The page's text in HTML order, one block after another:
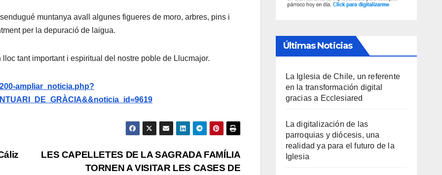
muntanya avall algunes figueres de moro, arbres, pins i
per la depuració de laigua.
tant important i espiritual del nostre poble de Llucmajor.
ampliar_noticia.php?
LES CAPELLETES DE LA SAGRADA FAMÍLIA
TORNEN A VISITAR LES CASES DE
Últimas Noticias
La Iglesia de Chile, un referente
en la transformación digital
gracias a Ecclesiared
La digitalización de las
parroquias y diócesis, una
realidad ya para el futuro de la
Iglesia